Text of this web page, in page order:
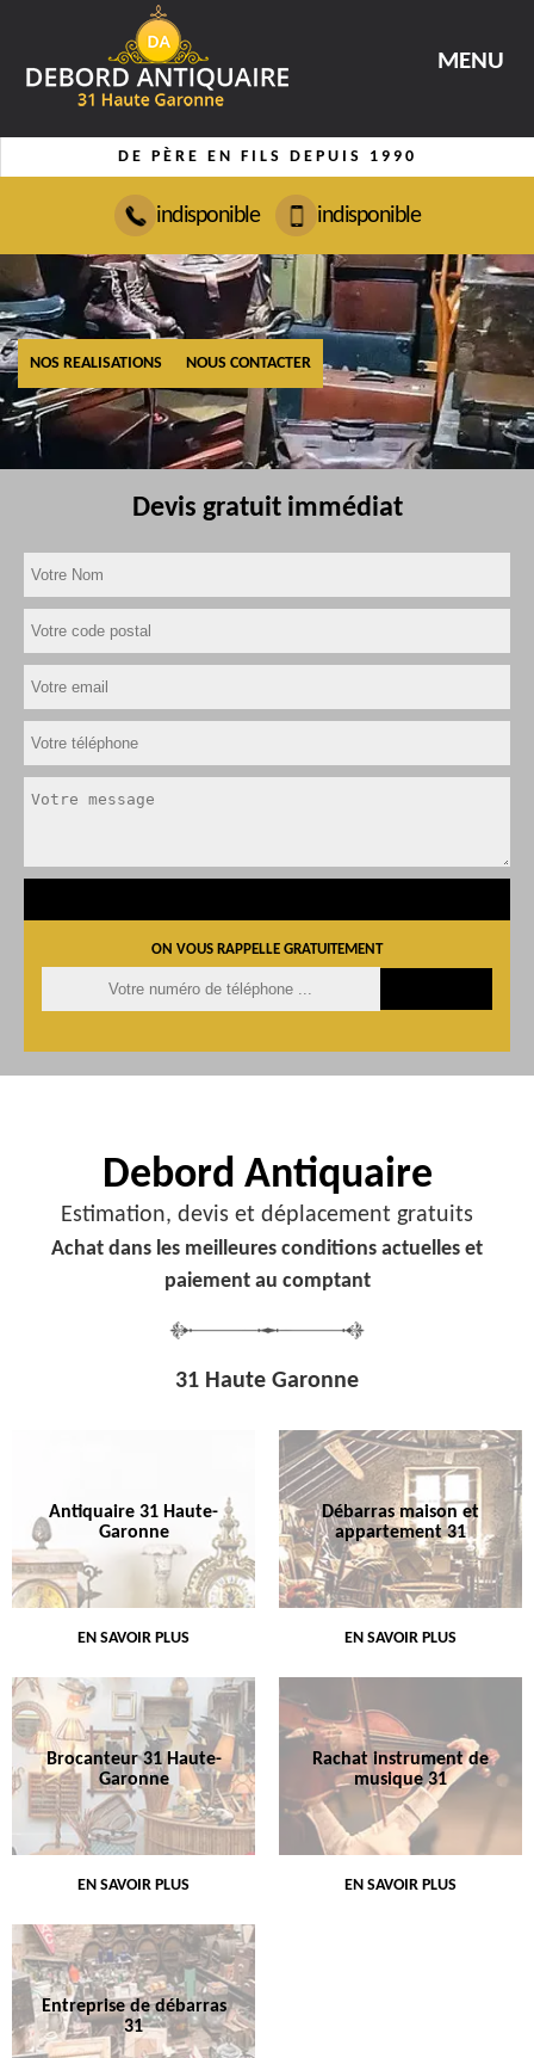
MENU
DE PÈRE EN FILS DEPUIS 1990
indisponible indisponible
NOS REALISATIONS NOUS CONTACTER
Devis gratuit immédiat
ON VOUS RAPPELLE GRATUITEMENT
Debord Antiquaire
Estimation, devis et déplacement gratuits
Achat dans les meilleures conditions actuelles et
paiement au comptant
31 Haute Garonne
Antiquaire 31 Haute-
Garonne
EN SAVOIR PLUS
Débarras maison et
appartement 31
EN SAVOIR PLUS
Brocanteur 31 Haute-
Garonne
EN SAVOIR PLUS
Rachat instrument de
musique 31
EN SAVOIR PLUS
Entreprise de débarras
31